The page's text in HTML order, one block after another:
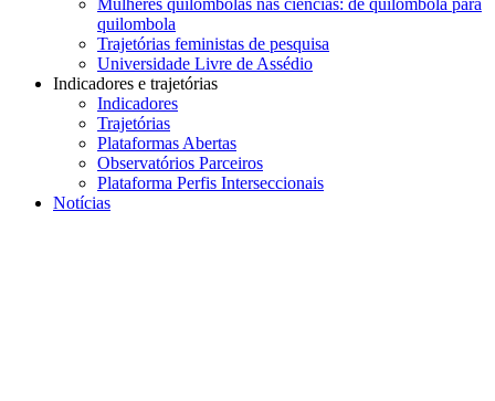
quilombola
Trajetórias feministas de pesquisa
Universidade Livre de Assédio
Indicadores e trajetórias
Indicadores
Trajetórias
Plataformas Abertas
Observatórios Parceiros
Plataforma Perfis Interseccionais
Notícias